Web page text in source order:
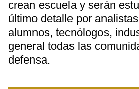
crean escuela y serán
último detalle por
alumnos, tecnólogos,
general todas las
defensa.